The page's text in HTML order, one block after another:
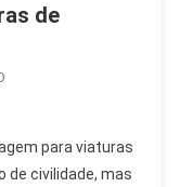
de
para viaturas
de civilidade, mas